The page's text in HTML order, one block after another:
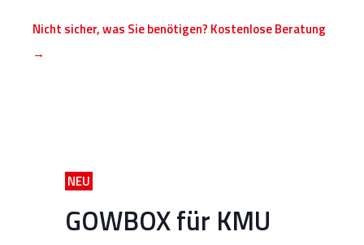
Nicht sicher, was Sie benötigen? Kostenlose Beratung
→
NEU
GOWBOX für KMU